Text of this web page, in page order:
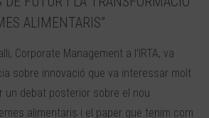
ALIMENTARIS”
Corporate Management a l’IRTA, va
sobre innovació que va interessar molt
un debat posterior sobre el nou
alimentaris i el paper que tenim com